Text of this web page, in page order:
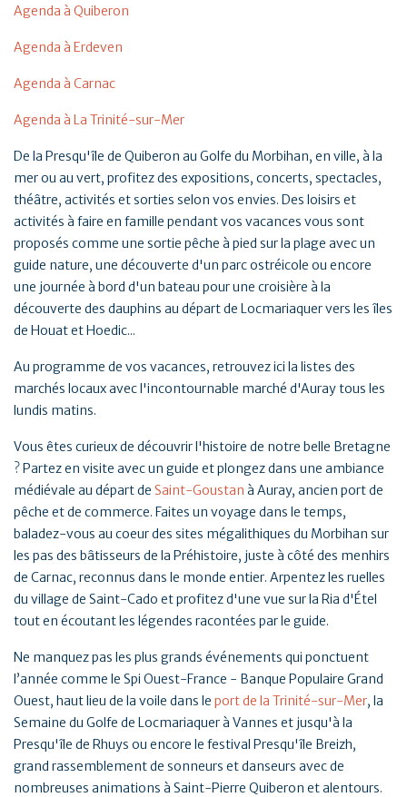
Agenda à Quiberon
Agenda à Erdeven
Agenda à Carnac
Agenda à La Trinité-sur-Mer
De la Presqu'île de Quiberon au Golfe du Morbihan, en ville, à la
mer ou au vert, profitez des expositions, concerts, spectacles,
théâtre, activités et sorties selon vos envies. Des loisirs et
activités à faire en famille pendant vos vacances vous sont
proposés comme une sortie pêche à pied sur la plage avec un
guide nature, une découverte d'un parc ostréicole ou encore
une journée à bord d'un bateau pour une croisière à la
découverte des dauphins au départ de Locmariaquer vers les îles
de Houat et Hoedic...
Au programme de vos vacances, retrouvez ici la listes des
marchés locaux avec l'incontournable marché d'Auray tous les
lundis matins.
Vous êtes curieux de découvrir l'histoire de notre belle Bretagne
? Partez en visite avec un guide et plongez dans une ambiance
médiévale au départ de Saint-Goustan à Auray, ancien port de
pêche et de commerce. Faites un voyage dans le temps,
baladez-vous au coeur des sites mégalithiques du Morbihan sur
les pas des bâtisseurs de la Préhistoire, juste à côté des menhirs
de Carnac, reconnus dans le monde entier. Arpentez les ruelles
du village de Saint-Cado et profitez d'une vue sur la Ria d'Étel
tout en écoutant les légendes racontées par le guide.
Ne manquez pas les plus grands événements qui ponctuent
l’année comme le Spi Ouest-France - Banque Populaire Grand
Ouest, haut lieu de la voile dans le port de la Trinité-sur-Mer, la
Semaine du Golfe de Locmariaquer à Vannes et jusqu'à la
Presqu'île de Rhuys ou encore le festival Presqu'île Breizh,
grand rassemblement de sonneurs et danseurs avec de
nombreuses animations à Saint-Pierre Quiberon et alentours.